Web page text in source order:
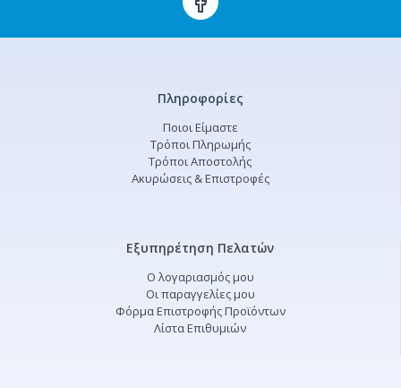
Πληροφορίες
Ποιοι Είμαστε
Τρόποι Πληρωμής
Τρόποι Αποστολής
Ακυρώσεις & Επιστροφές
Εξυπηρέτηση Πελατών
Ο λογαριασμός μου
Οι παραγγελίες μου
Φόρμα Επιστροφής Προϊόντων
Λίστα Επιθυμιών